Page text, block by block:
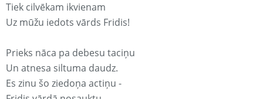
Tiek cilvēkam ikvienam
Uz mūžu iedots vārds Fridis!
Prieks nāca pa debesu taciņu
Un atnesa siltuma daudz.
Es zinu šo ziedoņa actiņu -